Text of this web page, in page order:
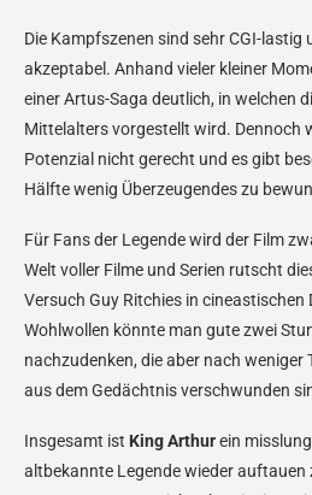
Die Kampfszenen sind sehr CGI-lastig
akzeptabel. Anhand vieler kleiner
einer Artus-Saga deutlich, in welchen
Mittelalters vorgestellt wird. Dennoch
Potenzial nicht gerecht und es gibt
Hälfte wenig Überzeugendes zu
Für Fans der Legende wird der Film
Welt voller Filme und Serien rutscht
Versuch Guy Ritchies in cineastischen
Wohlwollen könnte man gute zwei
nachzudenken, die aber nach weniger
aus dem Gedächtnis verschwunden
Insgesamt ist King Arthurein
altbekannte Legende wieder auftauen